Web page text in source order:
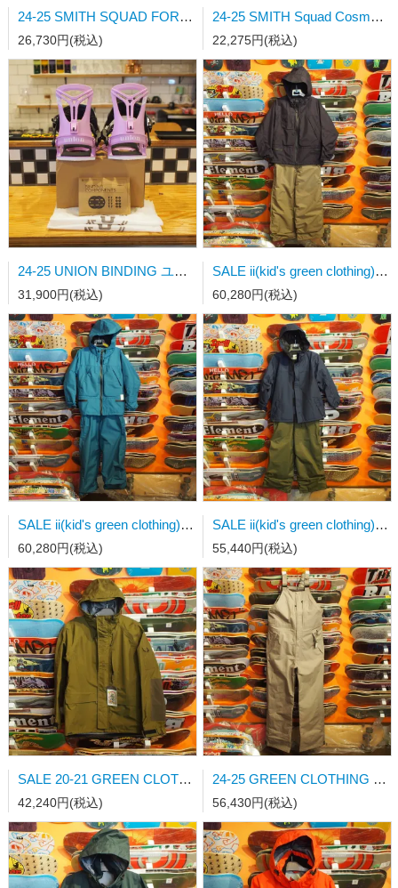
24-25 SMITH SQUAD FOREST CP Pro Photochromic Blue Mirror 調光レンズ日本正規品
26,730円(税込)
24-25 SMITH Squad Cosmos CP Sun Black Gold Mirror 日本正規品
22,275円(税込)
24-25 UNION BINDING ユニオンビンディング ROSA(womens) VIOLET 日本正規品
31,900円(税込)
SALE ii(kid's green clothing) OGA JKT(150,D.PURPLE)/BIB PT(XLサイズ,SAND)上下セット販売
60,280円(税込)
SALE ii(kid's green clothing) OGA JKT(150,CYAN)/BIB PT(XLサイズ,CYAN)上下セット販売
60,280円(税込)
SALE ii(kid's green clothing) FREE JKT(130,NAVY)/BIB PT(Lサイズ,KAHKI)上下セット販売
55,440円(税込)
SALE 20-21 GREEN CLOTHING PEACE JKT KHAKI/D.KHAKI Mサイズ
42,240円(税込)
24-25 GREEN CLOTHING BIB PANTS SANDGREY Lサイズ
56,430円(税込)